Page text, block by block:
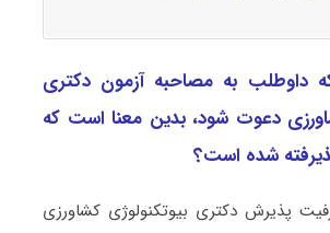
داوطلب به مصاحبه آزمون دکتری
دعوت شود، بدین معنا است که
شده است؟
پذیرش دکتری بیوﺗﻜﻨﻮﻟﻮژی ﻛﺸﺎورزی